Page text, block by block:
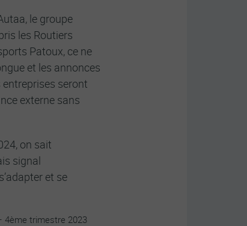
le groupe
les Routiers
Patoux, ce ne
et les annonces
seront
externe sans
on sait
signal
et se
4ème trimestre 2023